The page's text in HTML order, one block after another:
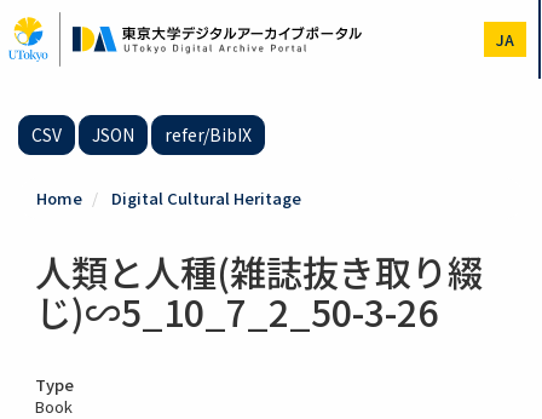
to
main
JA
CSV JSON refer/BibIX
Home Digital Cultural Heritage
人類と人種(雑誌抜き取り綴
じ)∽5_10_7_2_50-3-26
Type
Book